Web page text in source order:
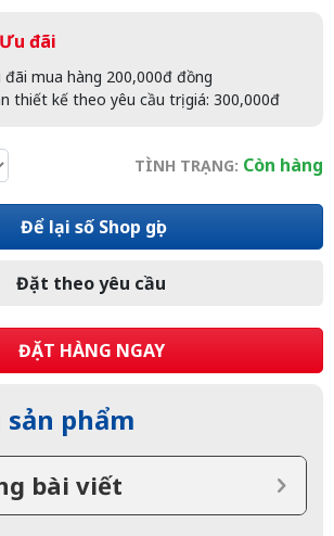
đãi
đãi mua hàng 200,000đ đồng
thiết kế theo yêu cầu trị giá: 300,000đ
TÌNH TRẠNG: Còn hàng
Để lại số Shop gọi
Đặt theo yêu cầu
ĐẶT HÀNG NGAY
phẩm
bài viết